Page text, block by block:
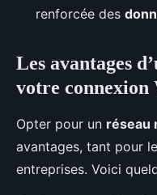
renforcée des
Les avantages
votre connexion
Opter pour un réseau
avantages, tant pour
entreprises. Voici